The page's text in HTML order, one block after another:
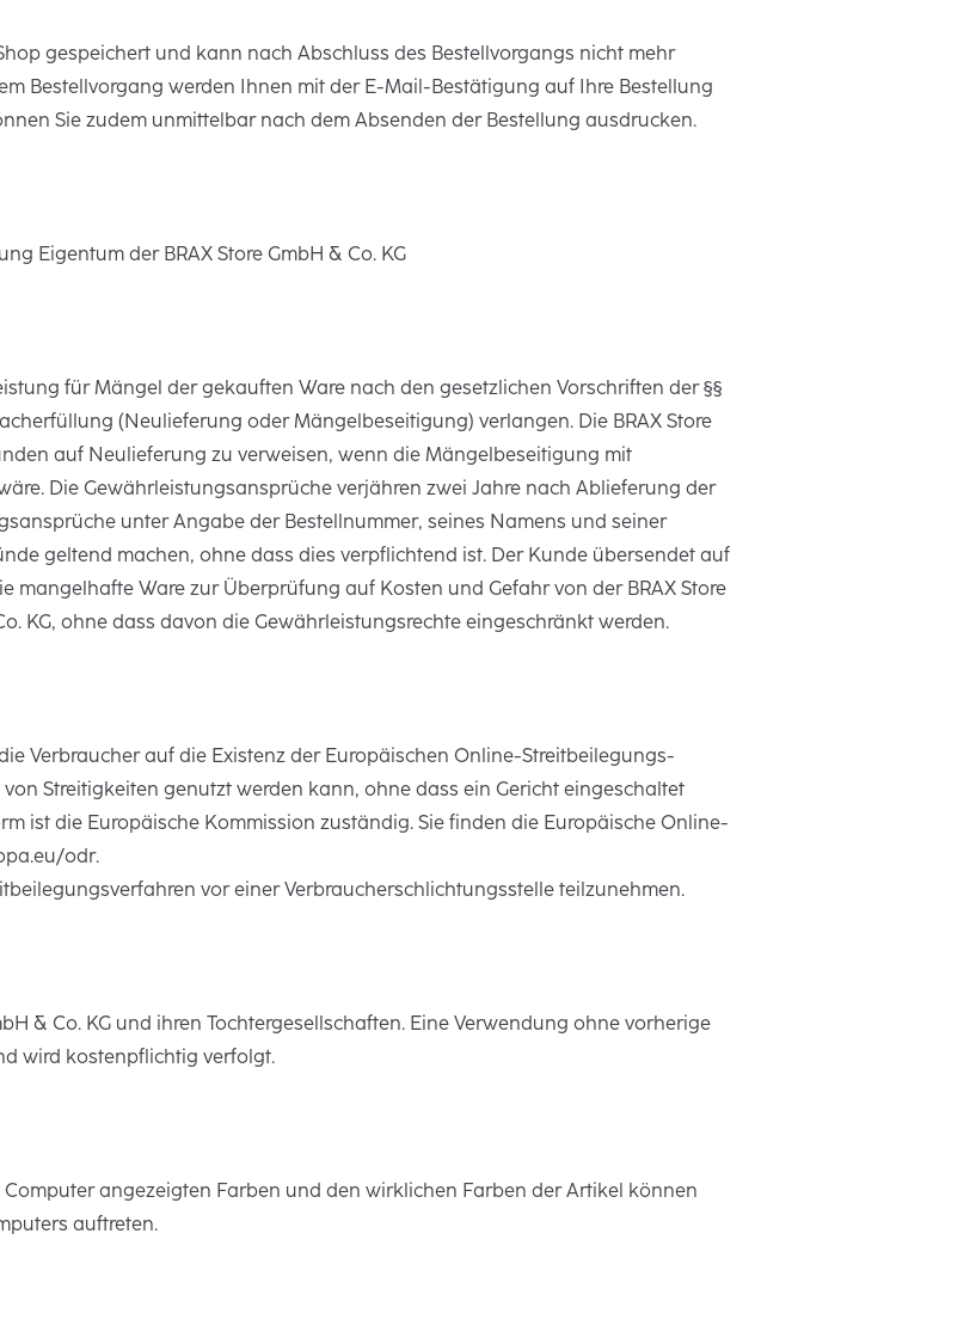
gespeichert und kann nach Abschluss des Bestellvorgangs nicht mehr
Bestellvorgang werden Ihnen mit der E-Mail-Bestätigung auf Ihre Bestellung
Sie zudem unmittelbar nach dem Absenden der Bestellung ausdrucken.
Eigentum der BRAX Store GmbH & Co. KG
für Mängel der gekauften Ware nach den gesetzlichen Vorschriften der §§
(Neulieferung oder Mängelbeseitigung) verlangen. Die BRAX Store
auf Neulieferung zu verweisen, wenn die Mängelbeseitigung mit
Die Gewährleistungsansprüche verjähren zwei Jahre nach Ablieferung der
unter Angabe der Bestellnummer, seines Namens und seiner
geltend machen, ohne dass dies verpflichtend ist. Der Kunde übersendet auf
mangelhafte Ware zur Überprüfung auf Kosten und Gefahr von der BRAX Store
KG, ohne dass davon die Gewährleistungsrechte eingeschränkt werden.
Verbraucher auf die Existenz der Europäischen Online-Streitbeilegungs-
Streitigkeiten genutzt werden kann, ohne dass ein Gericht eingeschaltet
ist die Europäische Kommission zuständig. Sie finden die Europäische Online-
odr.
vor einer Verbraucherschlichtungsstelle teilzunehmen.
& Co. KG und ihren Tochtergesellschaften. Eine Verwendung ohne vorherige
wird kostenpflichtig verfolgt.
angezeigten Farben und den wirklichen Farben der Artikel können
auftreten.